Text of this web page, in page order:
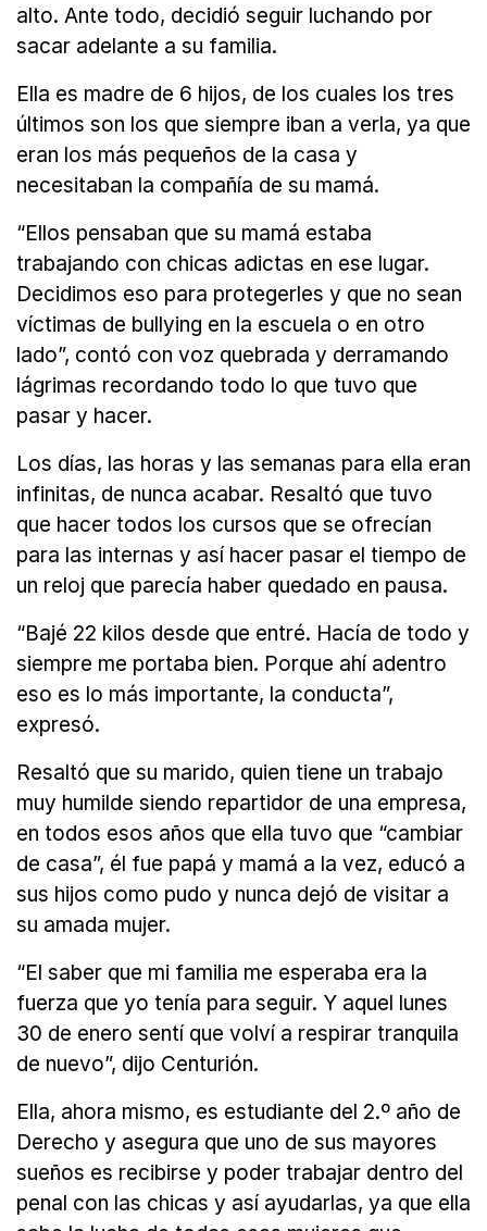
alto. Ante todo, decidió seguir luchando por
sacar adelante a su familia.
Ella es madre de 6 hijos, de los cuales los tres
últimos son los que siempre iban a verla, ya que
eran los más pequeños de la casa y
necesitaban la compañía de su mamá.
“Ellos pensaban que su mamá estaba
trabajando con chicas adictas en ese lugar.
Decidimos eso para protegerles y que no sean
víctimas de bullying en la escuela o en otro
lado”, contó con voz quebrada y derramando
lágrimas recordando todo lo que tuvo que
pasar y hacer.
Los días, las horas y las semanas para ella eran
infinitas, de nunca acabar. Resaltó que tuvo
que hacer todos los cursos que se ofrecían
para las internas y así hacer pasar el tiempo de
un reloj que parecía haber quedado en pausa.
“Bajé 22 kilos desde que entré. Hacía de todo y
siempre me portaba bien. Porque ahí adentro
eso es lo más importante, la conducta”,
expresó.
Resaltó que su marido, quien tiene un trabajo
muy humilde siendo repartidor de una empresa,
en todos esos años que ella tuvo que “cambiar
de casa”, él fue papá y mamá a la vez, educó a
sus hijos como pudo y nunca dejó de visitar a
su amada mujer.
“El saber que mi familia me esperaba era la
fuerza que yo tenía para seguir. Y aquel lunes
30 de enero sentí que volví a respirar tranquila
de nuevo”, dijo Centurión.
Ella, ahora mismo, es estudiante del 2.º año de
Derecho y asegura que uno de sus mayores
sueños es recibirse y poder trabajar dentro del
penal con las chicas y así ayudarlas, ya que ella